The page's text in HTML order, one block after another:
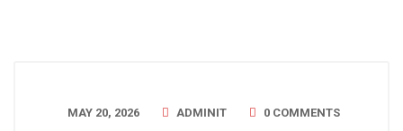
MAY 20, 2026 ADMINIT 0 COMMENTS